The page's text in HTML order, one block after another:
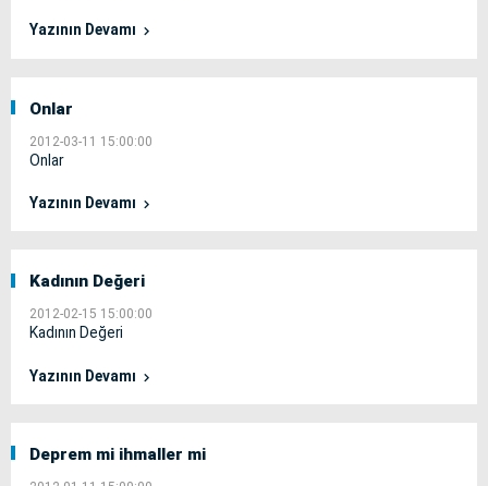
Yazının Devamı
Onlar
2012-03-11 15:00:00
Onlar
Yazının Devamı
Kadının Değeri
2012-02-15 15:00:00
Kadının Değeri
Yazının Devamı
Deprem mi ihmaller mi